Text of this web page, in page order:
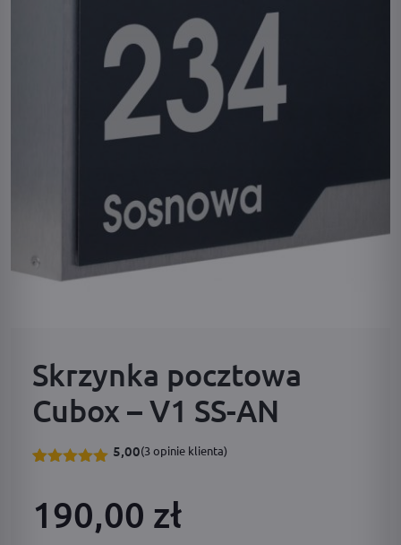
Skrzynka pocztowa
Cubox – V1 SS-AN
na
podstawie
5,00(3opinie klienta)
190,00 zł